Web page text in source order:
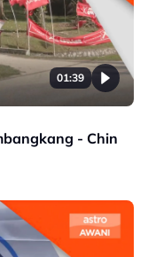
01:39
- Chin